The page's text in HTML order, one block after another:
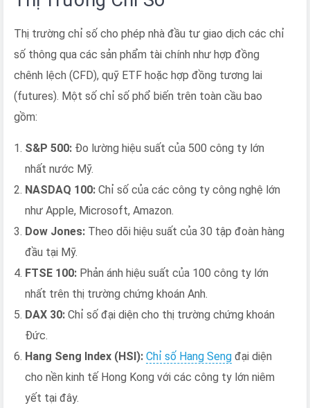
Thị trường chỉ số cho phép nhà đầu tư giao dịch các chỉ
số thông qua các sản phẩm tài chính như hợp đồng
chênh lệch (CFD), quỹ ETF hoặc hợp đồng tương lai
(futures). Một số chỉ số phổ biến trên toàn cầu bao
gồm:
S&P 500: Đo lường hiệu suất của 500 công ty lớn
nhất nước Mỹ.
NASDAQ 100: Chỉ số của các công ty công nghệ lớn
như Apple, Microsoft, Amazon.
Dow Jones: Theo dõi hiệu suất của 30 tập đoàn hàng
đầu tại Mỹ.
FTSE 100: Phản ánh hiệu suất của 100 công ty lớn
nhất trên thị trường chứng khoán Anh.
DAX 30: Chỉ số đại diện cho thị trường chứng khoán
Đức.
Hang Seng Index (HSI): Chỉ số Hang Seng đại diện
cho nền kinh tế Hong Kong với các công ty lớn niêm
yết tại đây.